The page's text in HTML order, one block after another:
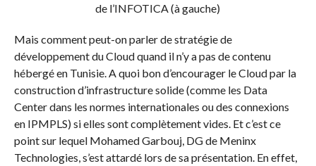
de l’INFOTICA (à gauche)
Mais comment peut-on parler de stratégie de
développement du Cloud quand il n’y a pas de contenu
hébergé en Tunisie. A quoi bon d’encourager le Cloud par la
construction d’infrastructure solide (comme les Data
Center dans les normes internationales ou des connexions
en IPMPLS) si elles sont complètement vides. Et c’est ce
point sur lequel Mohamed Garbouj, DG de Meninx
Technologies, s’est attardé lors de sa présentation. En effet,